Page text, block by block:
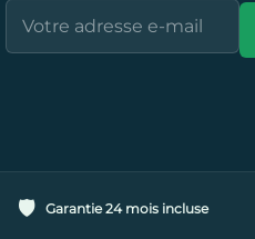
🛡️ Garantie 24 mois incluse